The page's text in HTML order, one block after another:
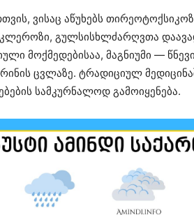
ვისაც აწუხებს
გულსისხლძარღვთა
მოქმედებისაა, მაგნიუმი —
ცვლაზე. ტრადიციულ
სამკურნალოდ გამოიყენება.